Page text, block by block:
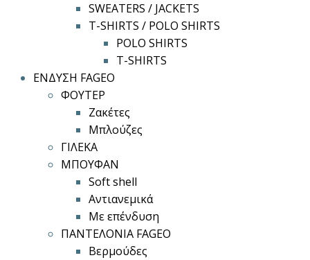
SWEATERS / JACKETS
T-SHIRTS / POLO SHIRTS
POLO SHIRTS
T-SHIRTS
ΕΝΔΥΣΗ FAGEO
ΦΟΥΤΕΡ
Ζακέτες
Μπλούζες
ΓΙΛΕΚΑ
ΜΠΟΥΦΑΝ
Soft shell
Αντιανεμικά
Με επένδυση
ΠΑΝΤΕΛΟΝΙΑ FAGEO
Βερμούδες